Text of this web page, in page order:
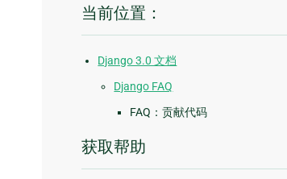
当前位置：
Django 3.0 文档
Django FAQ
FAQ：贡献代码
获取帮助